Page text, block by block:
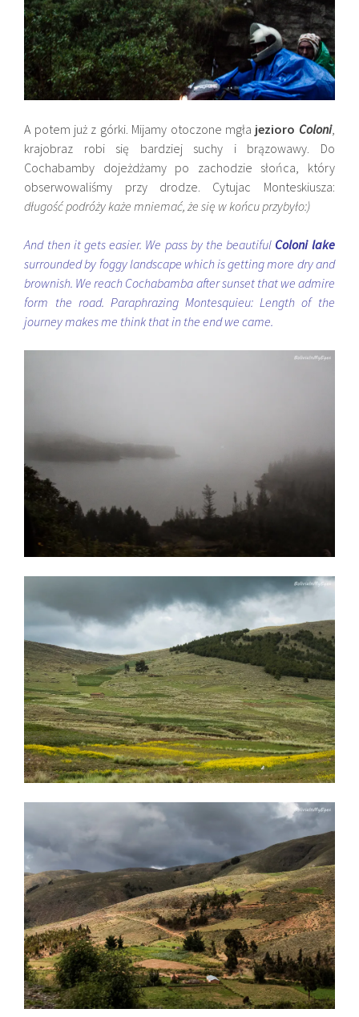
A potem już z górki. Mijamy otoczone mgła jezioro Coloni,
krajobraz robi się bardziej suchy i brązowawy. Do
Cochabamby dojeżdżamy po zachodzie słońca, który
obserwowaliśmy przy drodze. Cytujac Monteskiusza:
długość podróży każe mniemać, że się w końcu przybyło:)
And then it gets easier. We pass by the beautiful Coloni lake
surrounded by foggy landscape which is getting more dry and
brownish. We reach Cochabamba after sunset that we admire
form the road. Paraphrazing Montesquieu: Length of the
journey makes me think that in the end we came.